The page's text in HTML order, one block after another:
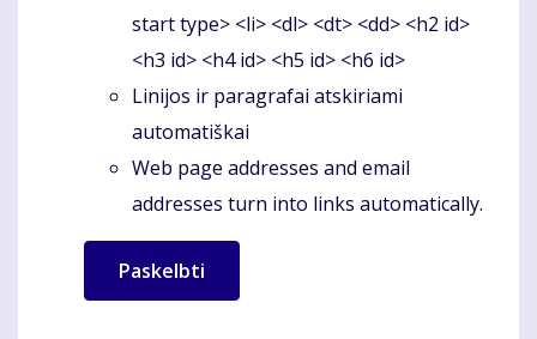
start type> <li> <dl> <dt> <dd> <h2 id>
<h3 id> <h4 id> <h5 id> <h6 id>
Linijos ir paragrafai atskiriami
automatiškai
Web page addresses and email
addresses turn into links automatically.